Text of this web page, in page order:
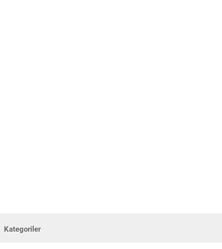
Kategoriler